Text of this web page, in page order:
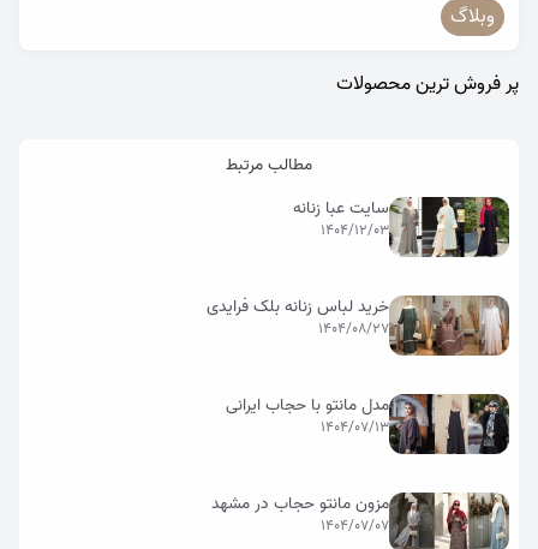
وبلاگ
پر فروش ترین محصولات
مطالب مرتبط
سایت عبا زنانه
1404/12/03
خرید لباس زنانه بلک فرایدی
1404/08/27
مدل مانتو با حجاب ایرانی
1404/07/13
مزون مانتو حجاب در مشهد
1404/07/07